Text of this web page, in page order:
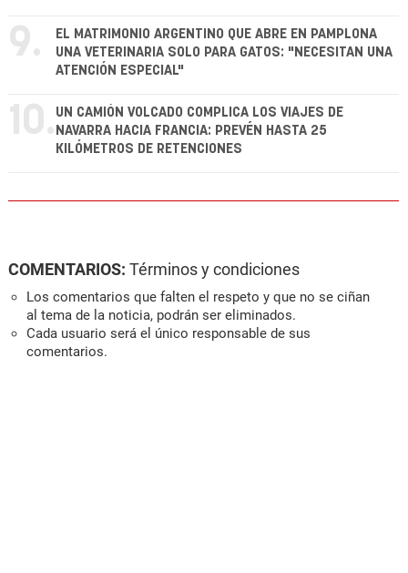
9.
EL MATRIMONIO ARGENTINO QUE ABRE EN PAMPLONA
UNA VETERINARIA SOLO PARA GATOS: "NECESITAN UNA
ATENCIÓN ESPECIAL"
10. UN CAMIÓN VOLCADO COMPLICA LOS VIAJES DE
NAVARRA HACIA FRANCIA: PREVÉN HASTA 25
KILÓMETROS DE RETENCIONES
COMENTARIOS: Términos y condiciones
Los comentarios que falten el respeto y que no se ciñan
al tema de la noticia, podrán ser eliminados.
Cada usuario será el único responsable de sus
comentarios.